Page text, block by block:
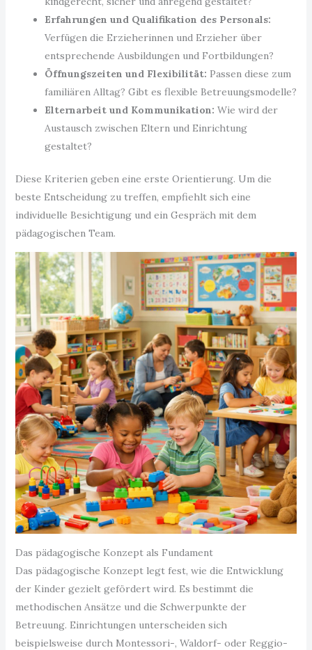
Erfahrungen und Qualifikation des Personals:
Verfügen die Erzieherinnen und Erzieher über
entsprechende Ausbildungen und Fortbildungen?
Öffnungszeiten und Flexibilität: Passen diese zum
familiären Alltag? Gibt es flexible Betreuungsmodelle?
Elternarbeit und Kommunikation: Wie wird der
Austausch zwischen Eltern und Einrichtung
gestaltet?
Diese Kriterien geben eine erste Orientierung. Um die
beste Entscheidung zu treffen, empfiehlt sich eine
individuelle Besichtigung und ein Gespräch mit dem
pädagogischen Team.
Das pädagogische Konzept als Fundament
Das pädagogische Konzept legt fest, wie die Entwicklung
der Kinder gezielt gefördert wird. Es bestimmt die
methodischen Ansätze und die Schwerpunkte der
Betreuung. Einrichtungen unterscheiden sich
beispielsweise durch Montessori-, Waldorf- oder Reggio-